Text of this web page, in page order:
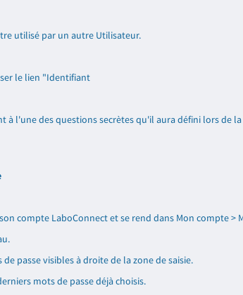
utilisé par un autre Utilisateur.
le lien "Identifiant
l'une des questions secrètes qu'il aura défini lors de
compte LaboConnect et se rend dans Mon compte >
passe visibles à droite de la zone de saisie.
mots de passe déjà choisis.